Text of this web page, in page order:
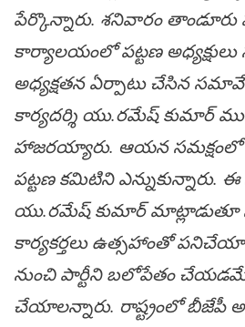
పేర్కొన్నారు. శనివారం
కార్యాలయంలో పట్టణ అధ్యక్షులు
అధ్యక్షతన ఏర్పాటు చేసిన
కార్యదర్శి యు.రమేష్ కుమార్
హాజరయ్యారు. ఆయన సమక్షంలో
పట్టణ కమిటిని ఎన్నుకున్నారు.
యు.రమేష్ కుమార్ మాట్లాడుతూ
కార్యకర్తలు ఉత్సహాంతో
నుంచి పార్టీని బలోపేతం చేయడమే
చేయాలన్నారు. రాష్ట్రంలో బీజేపీ